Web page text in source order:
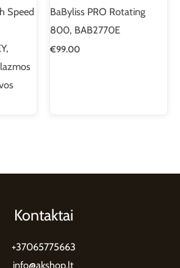
Speed
BaByliss PRO Rotating
800, BAB2770E
€99.00
Kontaktai
+37065775663
info@akshop.lt